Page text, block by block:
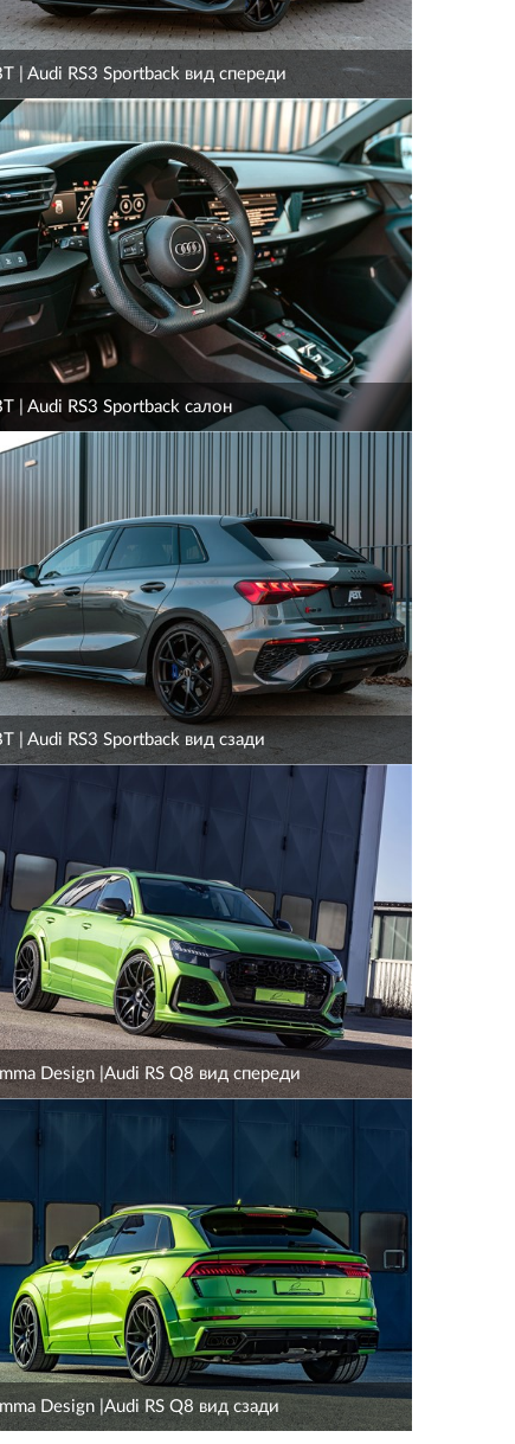
| Audi RS3 Sportback вид спереди
| Audi RS3 Sportback салон
| Audi RS3 Sportback вид сзади
Design |Audi RS Q8 вид спереди
Design |Audi RS Q8 вид сзади